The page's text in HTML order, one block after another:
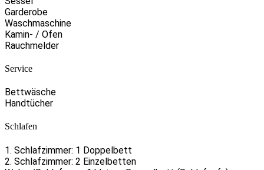
Garderobe
Waschmaschine
Kamin- / Ofen
Rauchmelder
Service
Bettwäsche
Handtücher
Schlafen
1. Schlafzimmer: 1 Doppelbett
2. Schlafzimmer: 2 Einzelbetten